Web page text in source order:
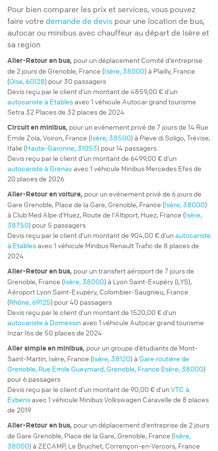
Pour bien comparer les prix et services, vous pouvez
faire votre demande de devis pour une location de bus,
autocar ou minibus avec chauffeur au départ de Isère et
sa region
Aller-Retouren bus, pour undéplacement Comité d'entreprise
de 2 jours de Grenoble, France (Isère, 38000) à Plailly, France
(Oise, 60128) pour 30 passagers
Devis reçu par le client d’un montant de 4859,00 € d’un
autocariste à Etables avec 1 véhicule Autocar grand tourisme
Setra 32 Places de 32 places de 2024
Circuiten minibus, pour unevénement privé de 7 jours de 14 Rue
Emile Zola, Voiron, France (Isère, 38500) à Pieve di Soligo, Trévise,
Italie (Haute-Garonne, 31053) pour 14 passagers
Devis reçu par le client d’un montant de 6499,00 € d’un
autocariste à Grenay avec 1 véhicule Minibus Mercedes Efes de
20 places de 2026
Aller-Retouren voiture, pour unevénement privé de 6 jours de
Gare Grenoble, Place de la Gare, Grenoble, France (Isère, 38000)
à Club Med Alpe d'Huez, Route de l'Altiport, Huez, France (Isère,
38750) pour 5 passagers
Devis reçu par le client d’un montant de 904,00 € d’un autocariste
à Etables avec 1 véhicule Minibus Renault Trafic de 8 places de
2024
Aller-Retouren bus, pour untransfert aéroportde 7 jours de
Grenoble, France (Isère, 38000) à Lyon Saint-Exupéry (LYS),
Aéroport Lyon Saint-Exupéry, Colombier-Saugnieu, France
(Rhône, 69125) pour 40 passagers
Devis reçu par le client d’un montant de 1520,00 € d’un
autocariste à Domessin avec 1 véhicule Autocar grand tourisme
Irizar I6s de 50 places de 2024
Aller simpleen minibus, pour ungroupe d’étudiantsde Mont-
Saint-Martin, Isère, France (Isère, 38120) à Gare routière de
Grenoble, Rue Emile Gueymard, Grenoble, France (Isère, 38000)
pour 6 passagers
Devis reçu par le client d’un montant de 90,00 € d’unVTC à
Eybens avec 1 véhicule Minibus Volkswagen Caravelle de 8 places
de 2019
Aller-Retouren bus, pour undéplacement d'entreprise de 2 jours
de Gare Grenoble, Place de la Gare, Grenoble, France (Isère,
38000) à ZECAMP, Le Bruchet, Corrençon-en-Vercors, France